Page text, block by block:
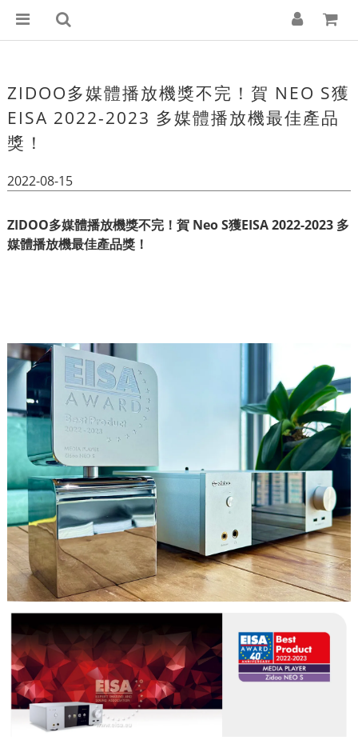
ZIDOO多媒體播放機獎不完！賀 NEO S獲
EISA 2022-2023 多媒體播放機最佳產品
獎！
2022-08-15
ZIDOO多媒體播放機獎不完！賀 Neo S獲EISA 2022-2023 多
媒體播放機最佳產品獎！